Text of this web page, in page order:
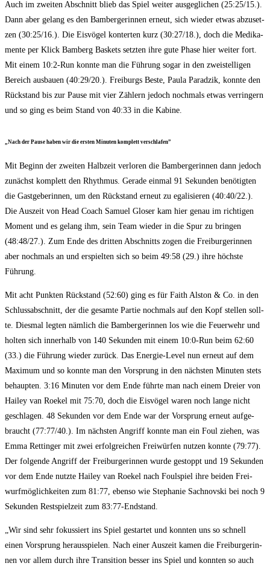
Auch im zwei­ten Abschnitt blieb das Spiel wei­ter aus­ge­gli­chen (25:25/15.).
Dann aber gelang es den Bam­ber­ge­rin­nen erneut, sich wie­der etwas abzu­set­
zen (30:25/16.). Die Eis­vö­gel kon­ter­ten kurz (30:27/18.), doch die Medi­ka­
men­te per Klick Bam­berg Bas­kets setz­ten ihre gute Pha­se hier wei­ter fort.
Mit einem 10:2‑Run konn­te man die Füh­rung sogar in den zwei­stel­li­gen
Bereich aus­bau­en (40:29/20.). Frei­burgs Bes­te, Pau­la Parad­zik, konn­te den
Rück­stand bis zur Pau­se mit vier Zäh­lern jedoch noch­mals etwas ver­rin­gern
und so ging es beim Stand von 40:33 in die Kabine.
„Nach der Pau­se haben wir die ers­ten Minu­ten kom­plett verschlafen”
Mit Beginn der zwei­ten Halb­zeit ver­lo­ren die Bam­ber­ge­rin­nen dann jedoch
zunächst kom­plett den Rhyth­mus. Gera­de ein­mal 91 Sekun­den benö­tig­ten
die Gast­ge­be­rin­nen, um den Rück­stand erneut zu ega­li­sie­ren (40:40/22.).
Die Aus­zeit von Head Coach Samu­el Glo­ser kam hier genau im rich­ti­gen
Moment und es gelang ihm, sein Team wie­der in die Spur zu brin­gen
(48:48/27.). Zum Ende des drit­ten Abschnitts zogen die Frei­bur­ge­rin­nen
aber noch­mals an und erspiel­ten sich so beim 49:58 (29.) ihre höchs­te
Führung.
Mit acht Punk­ten Rück­stand (52:60) ging es für Faith Als­ton & Co. in den
Schluss­ab­schnitt, der die gesam­te Par­tie noch­mals auf den Kopf stel­len soll­
te. Dies­mal leg­ten näm­lich die Bam­ber­ge­rin­nen los wie die Feu­er­wehr und
hol­ten sich inner­halb von 140 Sekun­den mit einem 10:0‑Run beim 62:60
(33.) die Füh­rung wie­der zurück. Das Ener­gie-Level nun erneut auf dem
Maxi­mum und so konn­te man den Vor­sprung in den nächs­ten Minu­ten stets
behaup­ten. 3:16 Minu­ten vor dem Ende führ­te man nach einem Drei­er von
Hai­ley van Roe­kel mit 75:70, doch die Eis­vö­gel waren noch lan­ge nicht
geschla­gen. 48 Sekun­den vor dem Ende war der Vor­sprung erneut auf­ge­
braucht (77:77/40.). Im nächs­ten Angriff konn­te man ein Foul zie­hen, was
Emma Ret­tin­ger mit zwei erfolg­rei­chen Frei­wür­fen nut­zen konn­te (79:77).
Der fol­gen­de Angriff der Frei­bur­ge­rin­nen wur­de gestoppt und 19 Sekun­den
vor dem Ende nutz­te Hai­ley van Roe­kel nach Foul­spiel ihre bei­den Frei­
wurf­mög­lich­kei­ten zum 81:77, eben­so wie Ste­pha­nie Sach­nov­ski bei noch 9
Sekun­den Rest­spiel­zeit zum 83:77-Endstand.
„Wir sind sehr fokus­siert ins Spiel gestar­tet und konn­ten uns so schnell
einen Vor­sprung her­aus­spie­len. Nach einer Aus­zeit kamen die Frei­bur­ge­rin­
nen vor allem durch ihre Tran­si­ti­on bes­ser ins Spiel und konn­ten so auch